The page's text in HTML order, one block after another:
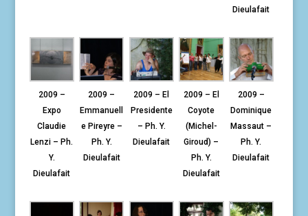
Dieulafait
2009 –
Expo
Claudie
Lenzi – Ph.
Y.
Dieulafait
2009 –
Emmanuell
e Pireyre –
Ph. Y.
Dieulafait
2009 – El
Presidente
– Ph. Y.
Dieulafait
2009 – El
Coyote
(Michel-
Giroud) –
Ph. Y.
Dieulafait
2009 –
Dominique
Massaut –
Ph. Y.
Dieulafait